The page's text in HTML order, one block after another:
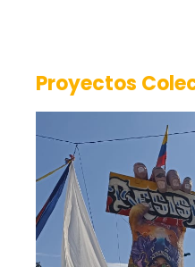
Proyectos